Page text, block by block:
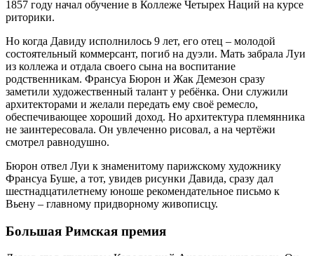
1857 году начал обучение в Коллеже Четырех Наций на курсе
риторики.
Но когда Давиду исполнилось 9 лет, его отец – молодой
состоятельный коммерсант, погиб на дуэли. Мать забрала Луи
из коллежа и отдала своего сына на воспитание
родственникам. Франсуа Бюрон и Жак Демезон сразу
заметили художественный талант у ребёнка. Они служили
архитекторами и желали передать ему своё ремесло,
обеспечивающее хороший доход. Но архитектура племянника
не заинтересовала. Он увлеченно рисовал, а на чертёжи
смотрел равнодушно.
Бюрон отвел Луи к знаменитому парижскому художнику
Франсуа Буше, а тот, увидев рисунки Давида, сразу дал
шестнадцатилетнему юноше рекомендательное письмо к
Вьену – главному придворному живописцу.
Большая Римская премия